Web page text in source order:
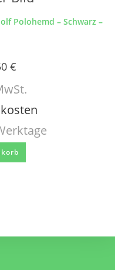
Polohemd – Schwarz –
€